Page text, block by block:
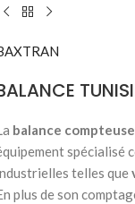
balance compteuse
spécialisé
telles que
plus de son